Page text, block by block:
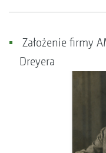
Założenie firmy
Dreyera